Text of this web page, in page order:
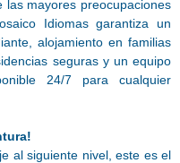
mayores preocupaciones
Idiomas garantiza un
alojamiento en familias
seguras y un equipo
24/7 para cualquier
al siguiente nivel, este es el